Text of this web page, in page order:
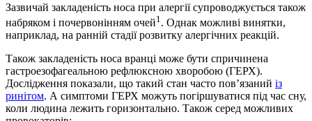
Зазвичай закладеність носа при алергії супроводжується також
набряком і почервонінням очей1 . Однак можливі винятки,
наприклад, на ранній стадії розвитку алергічних реакцій.
Також закладеність носа вранці може бути спричинена
гастроезофагеальною рефлюксною хворобою (ГЕРХ).
Дослідження показали, що такий стан часто пов’язаний із
ринітом. А симптоми ГЕРХ можуть погіршуватися під час сну,
коли людина лежить горизонтально. Також серед можливих